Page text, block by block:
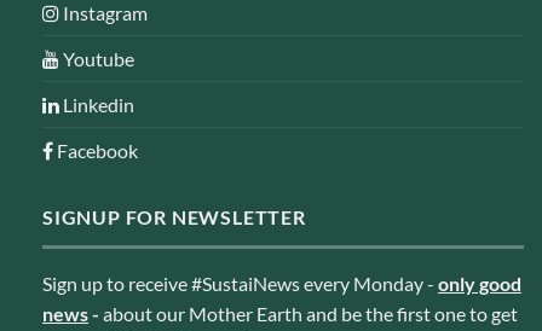
Instagram
Youtube
Linkedin
Facebook
SIGNUP FOR NEWSLETTER
Sign up to receive #SustaiNews every Monday - only good
news- about our Mother Earth and be the first one to get